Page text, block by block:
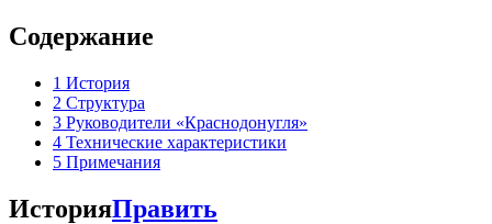
Содержание
1 История
2 Структура
3 Руководители «Краснодонугля»
4 Технические характеристики
5 Примечания
ИсторияПравить